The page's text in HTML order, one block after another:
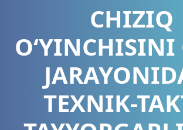
CHIZIQ
O‘YINCHISINI
TEXNIK-